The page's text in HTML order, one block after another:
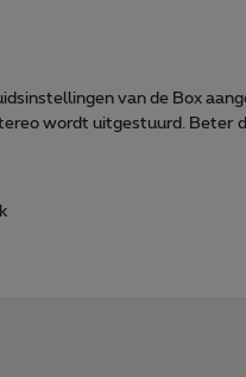
van de Box
wordt uitgestuurd. Beter